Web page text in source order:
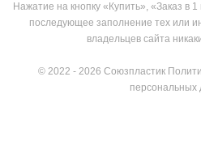
Нажатие на кнопку «Купить», «Заказ в
последующее заполнение тех или
владельцев сайта
© 2022 - 2026 Союзпластик
персональных